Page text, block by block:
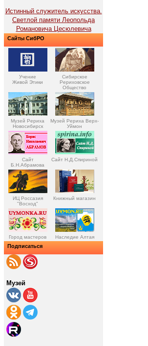
Истинный служитель искусства.
Светлой памяти Леопольда
Романовича Цесюлевича
Сайты СибРО
Учение
Живой Этики
Сибирское
Рериховское
Общество
Музей Рериха
Новосибирск
Музей Рериха Верх-
Уймон
Сайт
Б.Н.Абрамова
Сайт Н.Д.Спириной
ИЦ Россазия
"Восход"
Книжный магазин
Город мастеров Наследие Алтая
Подписаться
Музей